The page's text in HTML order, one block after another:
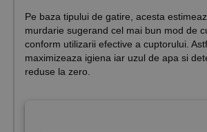
Pe baza tipului de gatire, acesta
murdarie sugerand cel mai bun mod de
conform utilizarii efective a cuptorului.
maximizeaza igiena iar uzul de apa si
reduse la zero.